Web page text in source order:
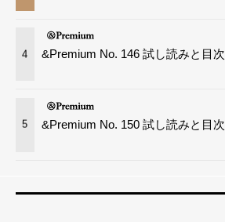
4 &Premium No. 146 試し読みと目次
5 &Premium No. 150 試し読みと目次